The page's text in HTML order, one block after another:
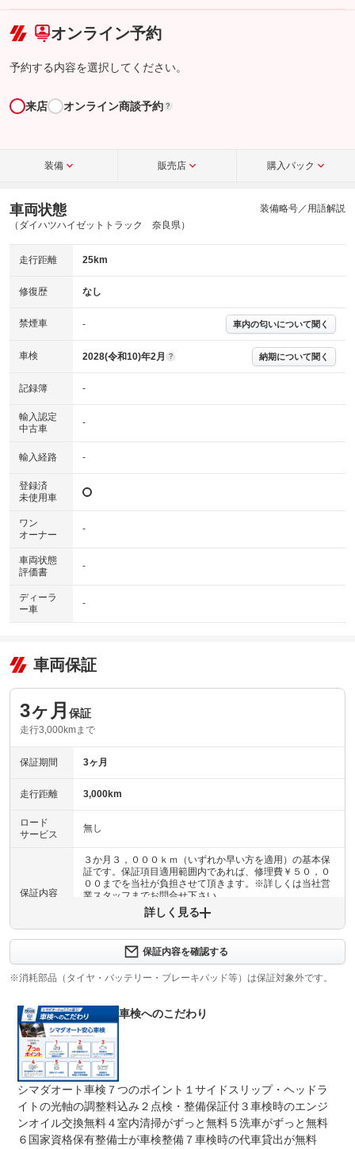
こちら
オンライン予約
予約する内容を選択してください。
来店 オンライン商談予約 ?
装備 販売店 購入パック
車両状態
（ダイハツハイゼットトラック 奈良県）
装備略号／用語解説
走行距離 25km
修復歴 なし
禁煙車 - 車内の匂いについて聞く
車検 2028(令和10)年2月 ? 納期について聞く
記録簿 -
輸入認定
中古車
-
輸入経路 -
登録済
未使用車
ワン
オーナー
-
車両状態
評価書
-
ディーラ
ー車
-
車両保証
3ヶ月 保証
走行3,000kmまで
保証期間 3ヶ月
走行距離 3,000km
ロード
サービス
無し
保証内容
３か月３，０００ｋｍ（いずれか早い方を適用）の基本保
証です。保証項目適用範囲内であれば、修理費￥５０，０
００までを当社が負担させて頂きます。※詳しくは当社営
業スタッフまでお問合せ下さい。
・エンジン機構・動力伝達機構・アクスル機構・サスペン
ション・ステアリング機構・浄化機構排出ガス・圧縮天然
ガス機構・その他（シートベルト／ＳＲＳエアバッグ等）
修理回数 -
上限金額
保証項目適用範囲内であれば、修理金額￥５０，０００ま
でを当社が負担させて頂きます。より手厚い保証をご希望
のお客様は、当社の【ロングラン保証】もしくは【グー保
証】のご利用をおススメ致します。
免責金
無し
納車時より３か月３，０００ｋｍ（※いずれか早い方とな
ります）の期間適用となります。
詳しく見る
保証内容を確認する
※消耗部品（タイヤ・バッテリー・ブレーキパッド等）は保証対象外です。
車検へのこだわり
シマダオート車検７つのポイント１サイドスリップ・ヘッドラ
イトの光軸の調整料込み２点検・整備保証付３車検時のエンジ
ンオイル交換無料４室内清掃がずっと無料５洗車がずっと無料
６国家資格保有整備士が車検整備７車検時の代車貸出が無料